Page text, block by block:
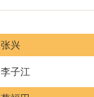
张兴
李子江